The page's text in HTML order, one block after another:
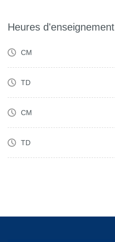
Heures d'enseignement
CM
TD
CM
TD